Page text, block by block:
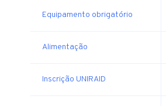
Equipamento obrigatório
Alimentação
Inscrição UNIRAID